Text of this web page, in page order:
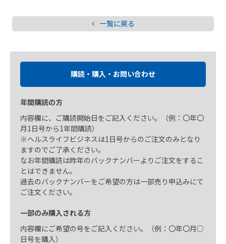
一覧に戻る
購読・購入・お問い合わせ
年間購読の方
内容欄に、ご購読開始日をご記入ください。（例：〇年〇
月1日号から1年間購読）
※ヘルスライフビジネスは1日号からのご注文のみとなり
ますのでご了承ください。
なお年間購読は昨年のバックナンバーよりご注文をするこ
とはできません。
過去のバックナンバーをご希望の方は一部売り申込みにて
ご注文ください。
一部のみ購入される方
内容欄にご希望の号をご記入ください。（例：〇年〇月○
日号を購入）